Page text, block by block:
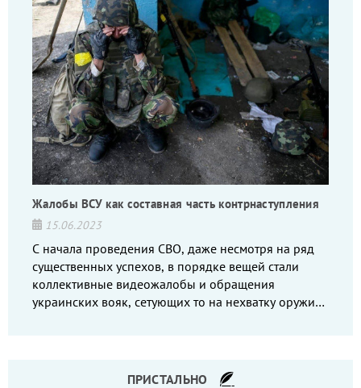
Жалобы ВСУ как составная часть контрнаступления
15.06.2023
С начала проведения СВО, даже несмотря на ряд
существенных успехов, в порядке вещей стали
коллективные видеожалобы и обращения
украинских вояк, сетующих то на нехватку оружия,
ПРИСТАЛЬНО